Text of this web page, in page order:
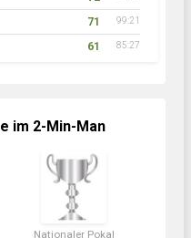
71 99:21
61 85:27
im 2-Min-Man
Nationaler Pokal